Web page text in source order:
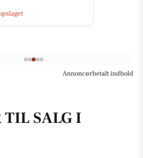
Annoncørbetalt indhold
TIL SALG I